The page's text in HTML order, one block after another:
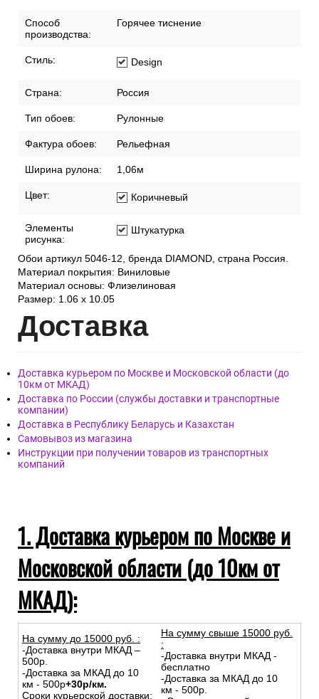
Способ
производства:
Горячее тиснение
Стиль: Design
Страна: Россия
Тип обоев: Рулонные
Фактура обоев: Рельефная
Ширина рулона: 1,06м
Цвет: Коричневый
Элементы
рисунка:
Штукатурка
Обои артикул 5046-12, бренда DIAMOND, страна Россия.
Материал покрытия: Виниловые
Материал основы: Флизелиновая
Размер: 1.06 x 10.05
Доставка
Доставка курьером по Москве и Московской области (до
10км от МКАД)
Доставка по России (службы доставки и транспортные
компании)
Доставка в Республику Беларусь и Казахстан
Самовывоз из магазина
Инструкции при получении товаров из транспортных
компаний
1. Доставка курьером по Москве и
Московской области (до 10км от
МКАД):
На сумму до 15000 руб. :
-Доставка внутри МКАД –
500р.
-Доставка за МКАД до 10
км - 500р+30р/км.
Сроки курьерской доставки:
На сумму свыше 15000 руб.
:
-Доставка внутри МКАД -
бесплатно
-Доставка за МКАД до 10
км - 500р.